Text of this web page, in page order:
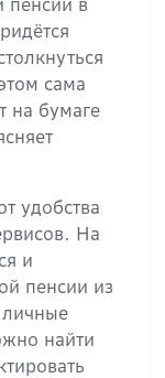
пенсии в
сама
на бумаге
удобства
На
и
пенсии из
найти